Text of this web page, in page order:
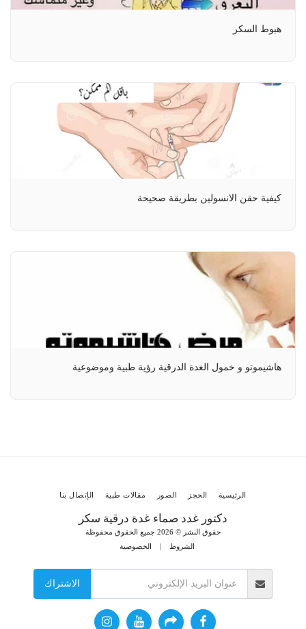
هبوط السكر
كيفية حقن الانسولين بطريقة صحيحة
هاشيموتو و خمول الغدة الدرقية رؤية طبية وموضوعية
دكتور غدد صماء غدة درقية سكر
حقوق النشر © 2026 جميع الحقوق محفوظة
الشروط| الخصوصية
الرئيسية الحجز الصور مقالات طبية الإتصال بنا
الاشتراك